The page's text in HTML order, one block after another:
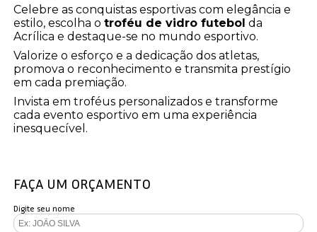
Celebre as conquistas esportivas com elegância e
estilo, escolha otroféu de vidro futebol da
Acrílica e destaque-se no mundo esportivo.
Valorize o esforço e a dedicação dos atletas,
promova o reconhecimento e transmita prestígio
em cada premiação.
Invista em troféus personalizados e transforme
cada evento esportivo em uma experiência
inesquecível.
FAÇA UM ORÇAMENTO
Digite seu nome